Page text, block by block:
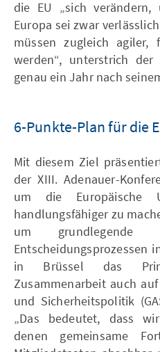
die EU „sich verändern,
Europa sei zwar
müssen zugleich agiler,
werden“, unterstrich der
genau ein Jahr nach
6-Punkte-Plan für die
Mit diesem Ziel
der XIII. Adenauer-
um die Europäische
handlungsfähiger zu
um
Entscheidungsprozessen
in Brüssel das
Zusammenarbeit auch
und Sicherheitspolitik
„Das bedeutet, dass
denen gemeinsame